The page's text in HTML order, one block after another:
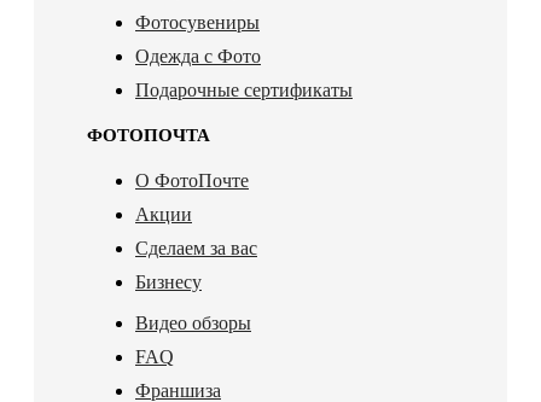
Фотосувениры
Одежда с Фото
Подарочные сертификаты
ФОТОПОЧТА
О ФотоПочте
Акции
Сделаем за вас
Бизнесу
Видео обзоры
FAQ
Франшиза